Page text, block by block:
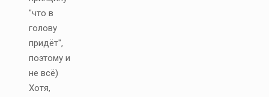
"что в
голову
придёт",
поэтому и
не всё)
Хотя,